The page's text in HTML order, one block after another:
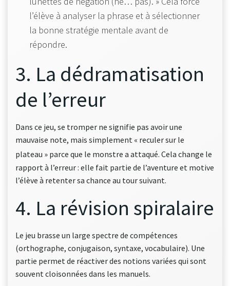
l’élève à analyser la phrase et à sélectionner
la bonne stratégie mentale avant de
répondre.
3. La dédramatisation
de l’erreur
Dans ce jeu, se tromper ne signifie pas avoir une
mauvaise note, mais simplement « reculer sur le
plateau » parce que le monstre a attaqué. Cela change le
rapport à l’erreur : elle fait partie de l’aventure et motive
l’élève à retenter sa chance au tour suivant.
4. La révision spiralaire
Le jeu brasse un large spectre de compétences
(orthographe, conjugaison, syntaxe, vocabulaire). Une
partie permet de réactiver des notions variées qui sont
souvent cloisonnées dans les manuels.